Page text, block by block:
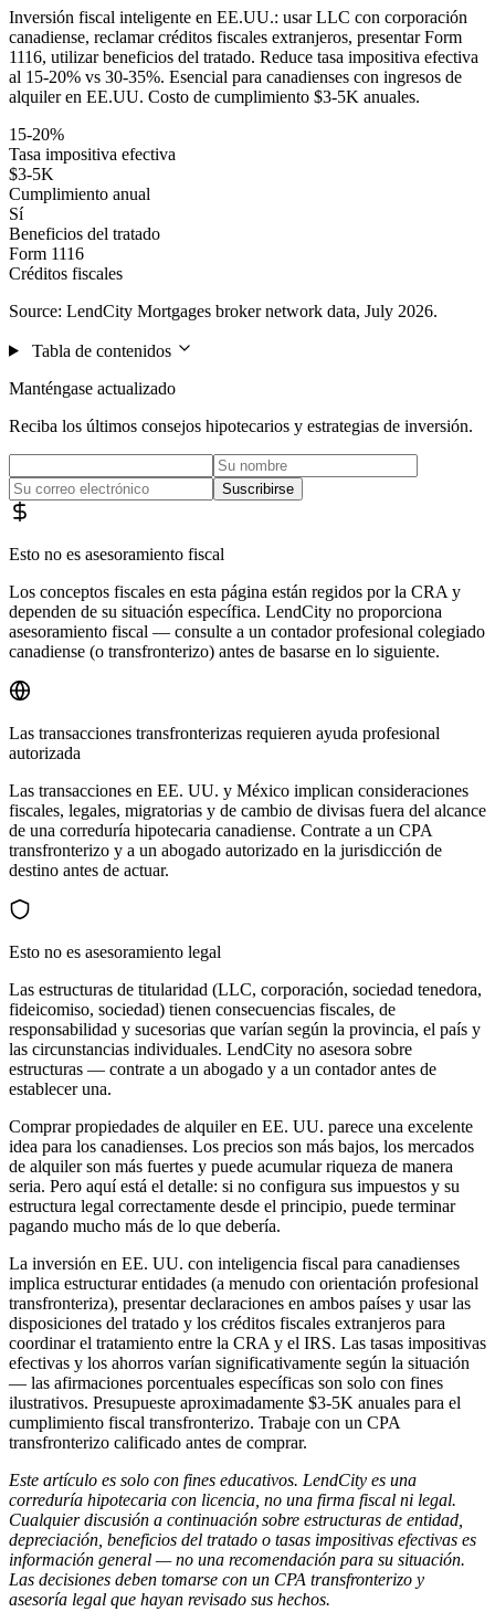
Inversión fiscal inteligente en EE.UU.: usar LLC con corporación
canadiense, reclamar créditos fiscales extranjeros, presentar Form
1116, utilizar beneficios del tratado. Reduce tasa impositiva efectiva
al 15-20% vs 30-35%. Esencial para canadienses con ingresos de
alquiler en EE.UU. Costo de cumplimiento $3-5K anuales.
15-20%
Tasa impositiva efectiva
$3-5K
Cumplimiento anual
Sí
Beneficios del tratado
Form 1116
Créditos fiscales
Source: LendCity Mortgages broker network data, July 2026.
Tabla de contenidos
Manténgase actualizado
Reciba los últimos consejos hipotecarios y estrategias de inversión.
Suscribirse
Esto no es asesoramiento fiscal
Los conceptos fiscales en esta página están regidos por la CRA y
dependen de su situación específica. LendCity no proporciona
asesoramiento fiscal — consulte a un contador profesional colegiado
canadiense (o transfronterizo) antes de basarse en lo siguiente.
Las transacciones transfronterizas requieren ayuda profesional
autorizada
Las transacciones en EE. UU. y México implican consideraciones
fiscales, legales, migratorias y de cambio de divisas fuera del alcance
de una correduría hipotecaria canadiense. Contrate a un CPA
transfronterizo y a un abogado autorizado en la jurisdicción de
destino antes de actuar.
Esto no es asesoramiento legal
Las estructuras de titularidad (LLC, corporación, sociedad tenedora,
fideicomiso, sociedad) tienen consecuencias fiscales, de
responsabilidad y sucesorias que varían según la provincia, el país y
las circunstancias individuales. LendCity no asesora sobre
estructuras — contrate a un abogado y a un contador antes de
establecer una.
Comprar propiedades de alquiler en EE. UU. parece una excelente
idea para los canadienses. Los precios son más bajos, los mercados
de alquiler son más fuertes y puede acumular riqueza de manera
seria. Pero aquí está el detalle: si no configura sus impuestos y su
estructura legal correctamente desde el principio, puede terminar
pagando mucho más de lo que debería.
La inversión en EE. UU. con inteligencia fiscal para canadienses
implica estructurar entidades (a menudo con orientación profesional
transfronteriza), presentar declaraciones en ambos países y usar las
disposiciones del tratado y los créditos fiscales extranjeros para
coordinar el tratamiento entre la CRA y el IRS. Las tasas impositivas
efectivas y los ahorros varían significativamente según la situación
— las afirmaciones porcentuales específicas son solo con fines
ilustrativos. Presupueste aproximadamente $3-5K anuales para el
cumplimiento fiscal transfronterizo. Trabaje con un CPA
transfronterizo calificado antes de comprar.
Este artículo es solo con fines educativos. LendCity es una
correduría hipotecaria con licencia, no una firma fiscal ni legal.
Cualquier discusión a continuación sobre estructuras de entidad,
depreciación, beneficios del tratado o tasas impositivas efectivas es
información general — no una recomendación para su situación.
Las decisiones deben tomarse con un CPA transfronterizo y
asesoría legal que hayan revisado sus hechos.